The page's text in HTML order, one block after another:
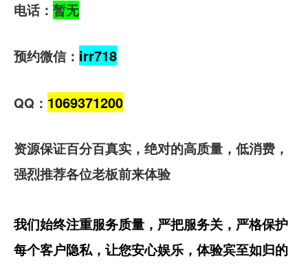
电话： 暂无
预约微信： irr718
QQ： 1069371200
资源保证百分百真实，绝对的高质量，低消费，
强烈推荐各位老板前来体验
我们始终注重服务质量，严把服务关，严格保护
每个客户隐私，让您安心娱乐，体验宾至如归的